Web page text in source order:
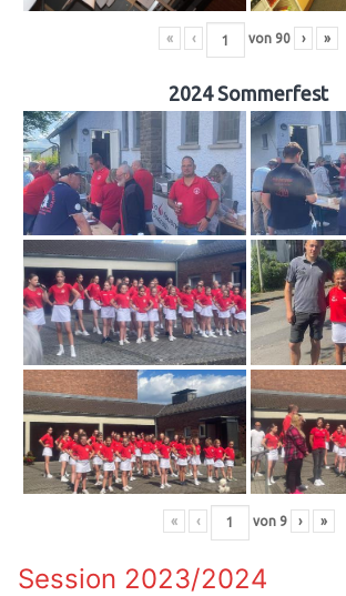
« ‹ von 90 › »
2024 Sommerfest
« ‹ von 9 › »
Session 2023/2024